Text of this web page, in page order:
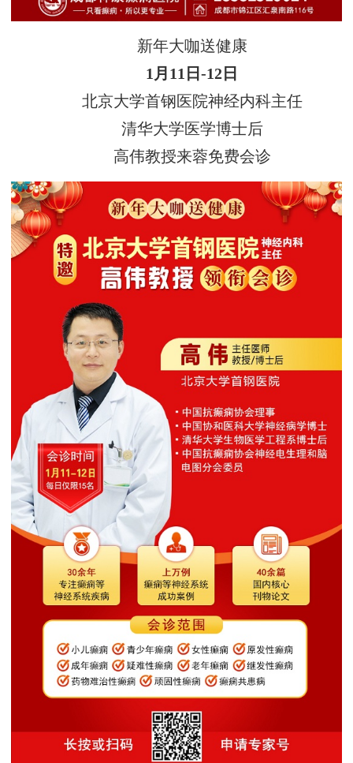
新年大咖送健康
1月11日-12日
北京大学首钢医院神经内科主任
清华大学医学博士后
高伟教授来蓉免费会诊